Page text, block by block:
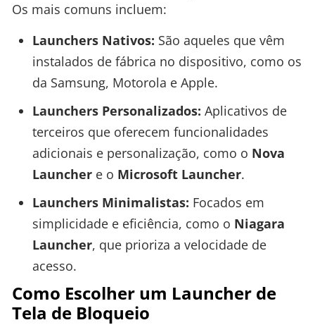
Os mais comuns incluem:
Launchers Nativos: São aqueles que vêm
instalados de fábrica no dispositivo, como os
da Samsung, Motorola e Apple.
Launchers Personalizados: Aplicativos de
terceiros que oferecem funcionalidades
adicionais e personalização, como o Nova
Launchere o Microsoft Launcher.
Launchers Minimalistas: Focados em
simplicidade e eficiência, como o Niagara
Launcher, que prioriza a velocidade de
acesso.
Como Escolher um Launcher de
Tela de Bloqueio